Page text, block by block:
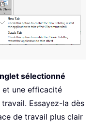
sélectionné
une efficacité
Essayez-la dès
de travail plus clair